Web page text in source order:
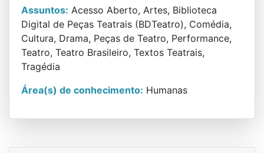
Assuntos: Acesso Aberto, Artes, Biblioteca
Digital de Peças Teatrais (BDTeatro), Comédia,
Cultura, Drama, Peças de Teatro, Performance,
Teatro, Teatro Brasileiro, Textos Teatrais,
Tragédia
Área(s) de conhecimento: Humanas